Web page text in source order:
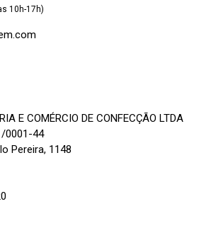
10h-17h)
E COMÉRCIO DE CONFECÇÃO LTDA
0001-44
Pereira, 1148